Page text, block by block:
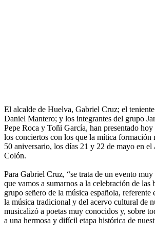
El alcalde de Huelva, Gabriel Cruz; el
Daniel Mantero; y los integrantes del grupo
Pepe Roca y Toñi García, han presentado hoy
los conciertos con los que la mítica formación
50 aniversario, los días 21 y 22 de mayo en
Colón.
Para Gabriel Cruz, “se trata de un evento
que vamos a sumarnos a la celebración de las
grupo señero de la música española, referente
la música tradicional y del acervo cultural de
musicalizó a poetas muy conocidos y, sobre
a una hermosa y difícil etapa histórica de